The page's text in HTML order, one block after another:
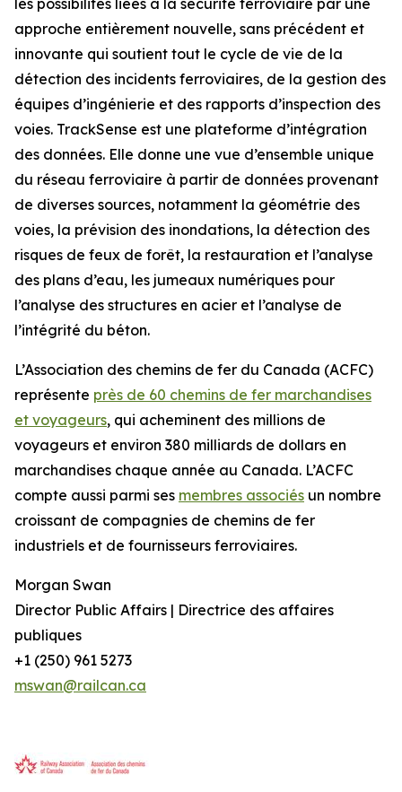
les possibilités liées à la sécurité ferroviaire par une
approche entièrement nouvelle, sans précédent et
innovante qui soutient tout le cycle de vie de la
détection des incidents ferroviaires, de la gestion des
équipes d’ingénierie et des rapports d’inspection des
voies. TrackSense est une plateforme d’intégration
des données. Elle donne une vue d’ensemble unique
du réseau ferroviaire à partir de données provenant
de diverses sources, notamment la géométrie des
voies, la prévision des inondations, la détection des
risques de feux de forêt, la restauration et l’analyse
des plans d’eau, les jumeaux numériques pour
l’analyse des structures en acier et l’analyse de
l’intégrité du béton.
L’Association des chemins de fer du Canada (ACFC)
représente près de 60 chemins de fer marchandises
et voyageurs, qui acheminent des millions de
voyageurs et environ 380 milliards de dollars en
marchandises chaque année au Canada. L’ACFC
compte aussi parmi ses membres associés un nombre
croissant de compagnies de chemins de fer
industriels et de fournisseurs ferroviaires.
Morgan Swan
Director Public Affairs | Directrice des affaires
publiques
+1 (250) 961 5273
mswan@railcan.ca